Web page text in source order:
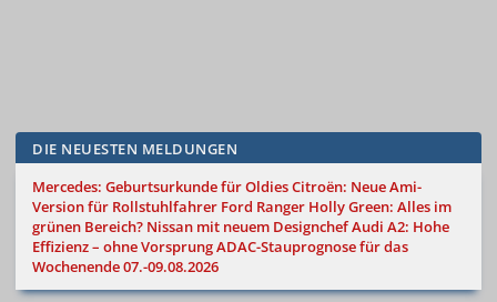
DIE NEUESTEN MELDUNGEN
Mercedes: Geburtsurkunde für OldiesCitroën: Neue Ami-
Version für Rollstuhlfahrer Ford Ranger Holly Green: Alles im
grünen Bereich? Nissan mit neuem DesignchefAudi A2: Hohe
Effizienz – ohne VorsprungADAC-Stauprognose für das
Wochenende 07.-09.08.2026